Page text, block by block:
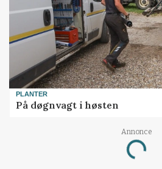
PLANTER
På døgnvagt i høsten
Annonce
Loading...